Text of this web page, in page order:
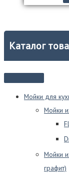
Каталог
Мойки для
Мойки
Мойки
графит)